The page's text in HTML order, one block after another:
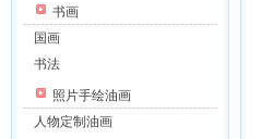
书画
国画
书法
照片手绘油画
人物定制油画